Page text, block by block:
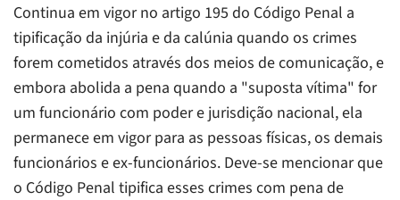
Continua em vigor no artigo 195 do Código Penal a
tipificação da injúria e da calúnia quando os crimes
forem cometidos através dos meios de comunicação, e
embora abolida a pena quando a "suposta vítima" for
um funcionário com poder e jurisdição nacional, ela
permanece em vigor para as pessoas físicas, os demais
funcionários e ex-funcionários. Deve-se mencionar que
o Código Penal tipifica esses crimes com pena de